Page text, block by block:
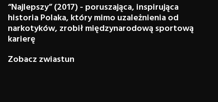
“Najlepszy” (2017) - poruszająca, inspirująca
historia Polaka, który mimo uzależnienia od
narkotyków, zrobił międzynarodową sportową
karierę
Zobacz zwiastun